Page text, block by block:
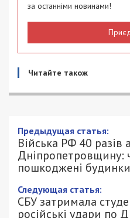
за останніми новинами!
Читайте також
Війська РФ 40
поранених,
інфраструктура
8/06/